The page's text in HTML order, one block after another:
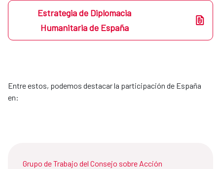
Estrategia de Diplomacia
Humanitaria de España
Entre estos, podemos destacar la participación de España
en:
Grupo de Trabajo del Consejo sobre Acción